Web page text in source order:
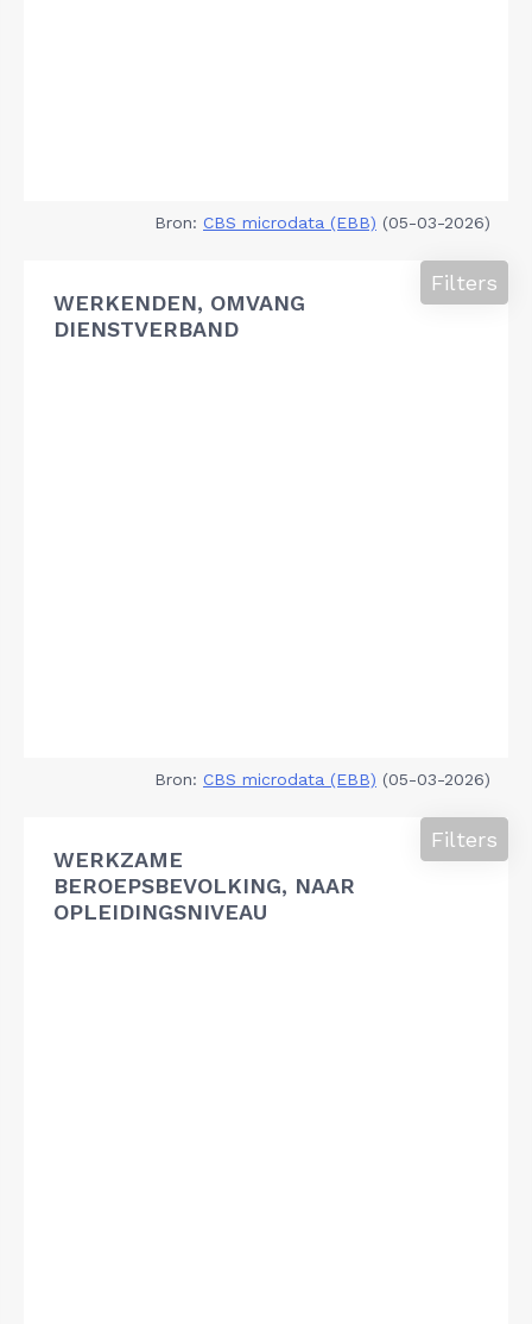
Bron: CBS microdata (EBB) (05-03-2026)
WERKENDEN, OMVANG
DIENSTVERBAND
Filters
Bron: CBS microdata (EBB) (05-03-2026)
WERKZAME
BEROEPSBEVOLKING, NAAR
OPLEIDINGSNIVEAU
Filters